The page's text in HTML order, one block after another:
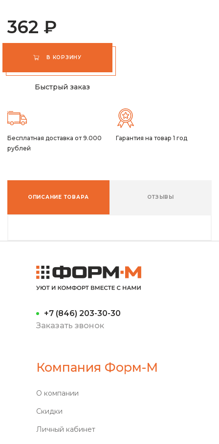
362 ₽
В КОРЗИНУ
Быстрый заказ
Бесплатная доставка от 9.000
рублей
Гарантия на товар 1 год
ОПИСАНИЕ ТОВАРА ОТЗЫВЫ
+7 (846) 203-30-30
Заказать звонок
Компания Форм-М
О компании
Скидки
Личный кабинет